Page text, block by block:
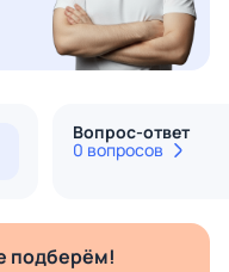
Вопрос-ответ
0 вопросов
подберём!